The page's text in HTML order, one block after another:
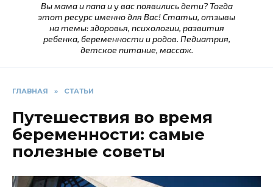
Вы мама и папа и у вас появились дети? Тогда
этот ресурс именно для Вас! Статьи, отзывы
на темы: здоровья, психологии, развития
ребенка, беременности и родов. Педиатрия,
детское питание, массаж.
ГЛАВНАЯ » СТАТЬИ
Путешествия во время
беременности: самые
полезные советы